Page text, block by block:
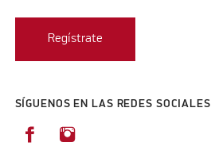
Regístrate
SÍGUENOS EN LAS REDES SOCIALES